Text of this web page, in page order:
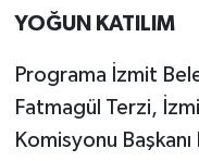
YOĞUN KATILIM
Programa İzmit
Fatmagül Terzi,
Komisyonu